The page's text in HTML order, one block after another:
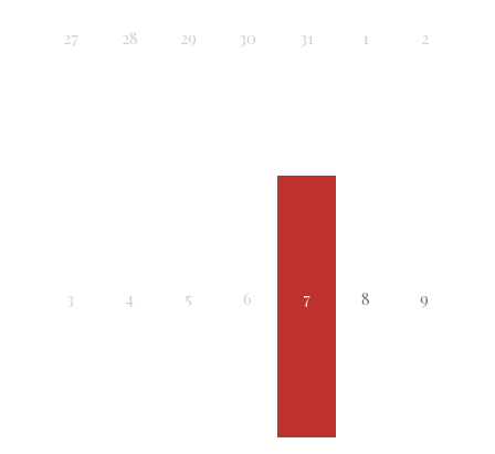
27 28 29 30 31 1 2
3 4 5 6 7 8 9